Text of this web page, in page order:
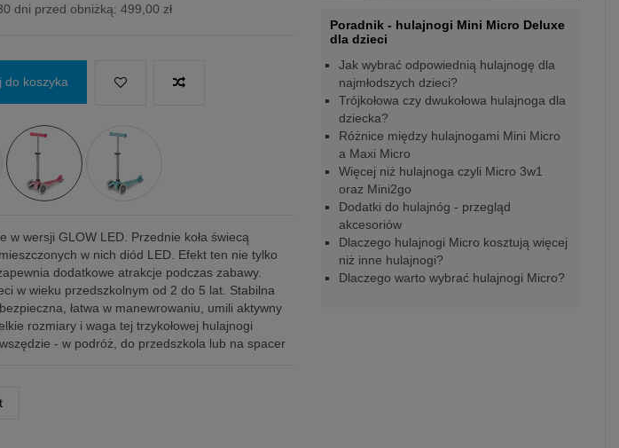
dni przed obniżką: 499,00 zł
do koszyka
w wersji GLOW LED. Przednie koła świecą
w nich diód LED. Efekt ten nie tylko
dodatkowe atrakcje podczas zabawy.
w wieku przedszkolnym od 2 do 5 lat. Stabilna
łatwa w manewrowaniu, umili aktywny
rozmiary i waga tej trzykołowej hulajnogi
- w podróż, do przedszkola lub na spacer
Poradnik - hulajnogi Mini Micro Deluxe
dla dzieci
Jak wybrać odpowiednią hulajnogę dla
najmłodszych dzieci?
Trójkołowa czy dwukołowa hulajnoga dla
dziecka?
Różnice między hulajnogami Mini Micro
a Maxi Micro
Więcej niż hulajnoga czyli Micro 3w1
oraz Mini2go
Dodatki do hulajnóg - przegląd
akcesoriów
Dlaczego hulajnogi Micro kosztują więcej
niż inne hulajnogi?
Dlaczego warto wybrać hulajnogi Micro?